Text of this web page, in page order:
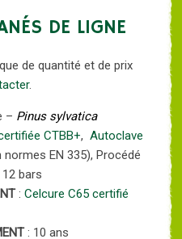
DE LIGNE
de quantité et de prix
.
– Pinus sylvatica
CTBB+, Autoclave
EN 335), Procédé
bars
: Celcure C65 certifié
: 10 ans